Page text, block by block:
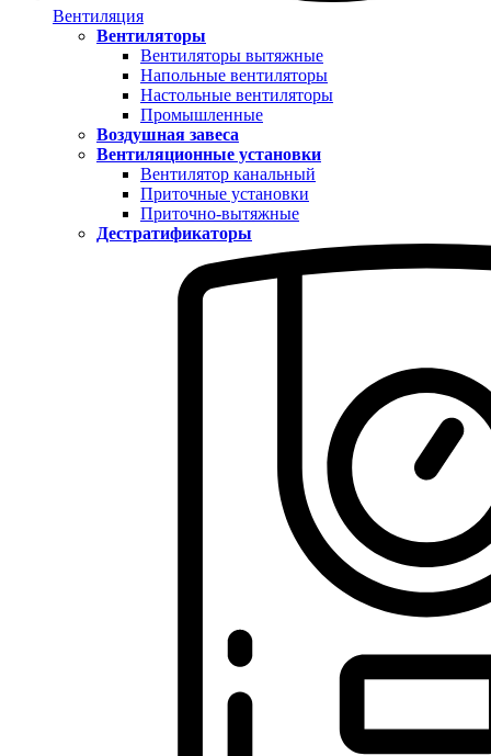
Вентиляция
Вентиляторы
Вентиляторы вытяжные
Напольные вентиляторы
Настольные вентиляторы
Промышленные
Воздушная завеса
Вентиляционные установки
Вентилятор канальный
Приточные установки
Приточно-вытяжные
Дестратификаторы